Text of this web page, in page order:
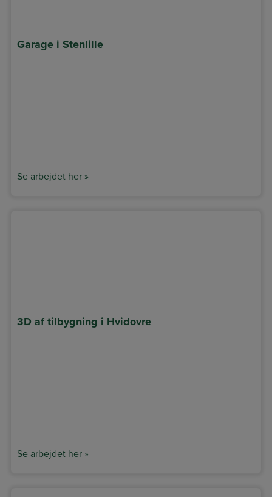
Garage i Stenlille
Se arbejdet her »
3D af tilbygning i Hvidovre
Se arbejdet her »